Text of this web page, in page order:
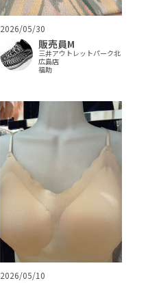
2026/05/30
販売員M
三井アウトレットパーク北
広島店
福助
2026/05/10